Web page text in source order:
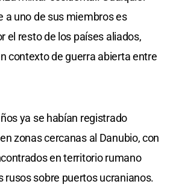
a uno de sus miembros es
el resto de los países aliados,
contexto de guerra abierta entre
ya se habían registrado
zonas cercanas al Danubio, con
en territorio rumano
rusos sobre puertos ucranianos.